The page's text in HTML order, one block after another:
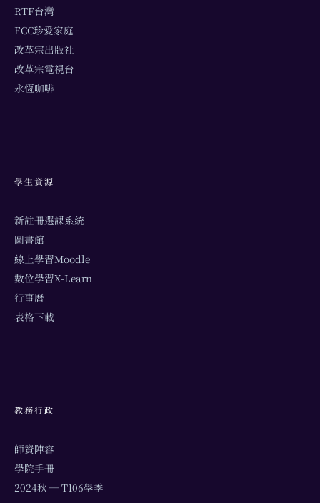
RTF台灣
FCC珍愛家庭
改革宗出版社
改革宗電視台
永恆咖啡
學生資源
新註冊選課系統
圖書館
線上學習Moodle
數位學習X-Learn
行事曆
表格下載
教務行政
師資陣容
學院手冊
2024秋 ─ T106學季